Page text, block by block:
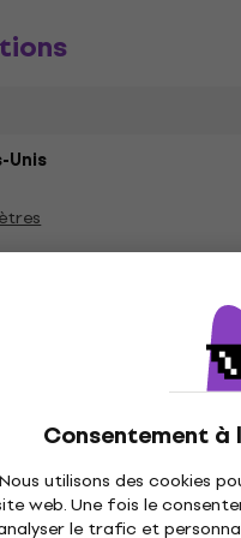
Consentement
Nous utilisons des cookies
web. Une fois le
le trafic et
Unis